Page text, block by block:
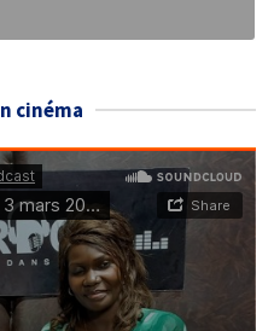
cinéma